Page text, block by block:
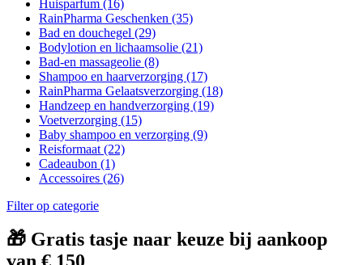
Huisparfum (16)
RainPharma Geschenken (35)
Bad en douchegel (29)
Bodylotion en lichaamsolie (21)
Bad-en massageolie (8)
Shampoo en haarverzorging (17)
RainPharma Gelaatsverzorging (18)
Handzeep en handverzorging (19)
Voetverzorging (15)
Baby shampoo en verzorging (9)
Reisformaat (22)
Cadeaubon (1)
Accessoires (26)
Filter op categorie
🎁 Gratis tasje naar keuze bij aankoop